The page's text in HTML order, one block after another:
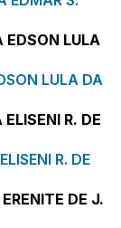
LULA DA
R. DE